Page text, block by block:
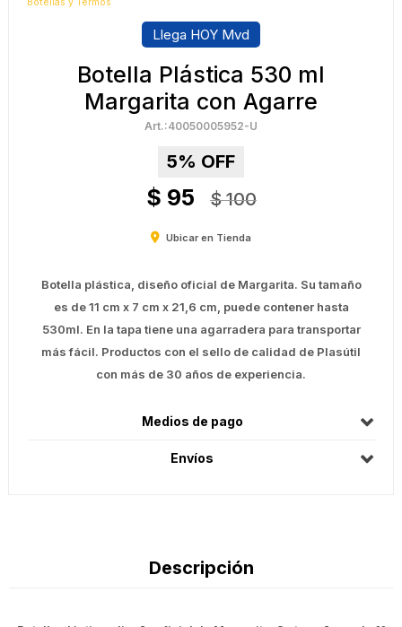
Botellas y Termos
Llega HOY Mvd
Botella Plástica 530 ml
Margarita con Agarre
40050005952-U
5
$ 95 $ 100
Ubicar en Tienda
Botella plástica, diseño oficial de Margarita. Su tamaño
es de 11 cm x 7 cm x 21,6 cm, puede contener hasta
530ml. En la tapa tiene una agarradera para transportar
más fácil. Productos con el sello de calidad de Plasútil
con más de 30 años de experiencia.
Medios de pago
Envíos
Descripción